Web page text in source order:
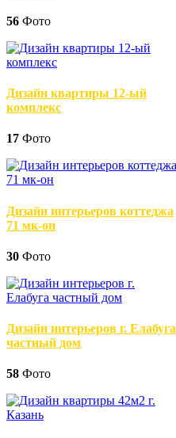
56 Фото
Дизайн квартиры 12-ый
комплекс
17 Фото
Дизайн интерьеров коттеджа
71 мк-он
30 Фото
Дизайн интерьеров г. Елабуга
частный дом
58 Фото